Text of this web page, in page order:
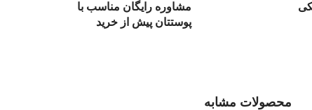
مشاوره رایگان مناسب با
پوستتان پیش از خرید
محصولات مشابه